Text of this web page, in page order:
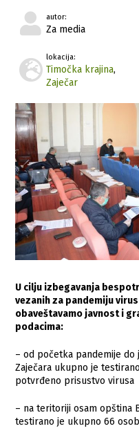
autor:
Za media
lokacija:
Timočka krajina,
Zaječar
U cilju izbegavanja
vezanih za pandemiju
obaveštavamo javnost i
podacima:
– od početka pandemije do
Zaječara ukupno je
potvrđeno prisustvo virusa
– na teritoriji osam opština
testirano je ukupno 66